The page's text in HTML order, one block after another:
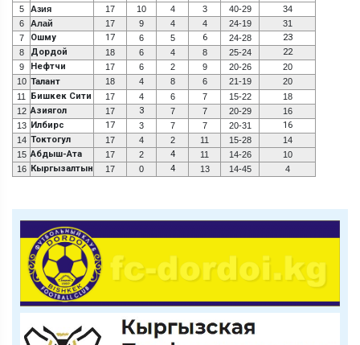
5 Азия 17 10 4 3 40-29
34
6
Алай 17 9 4 4 24-19
31
7
Ошму 17 6 5 6 24-28 23
8 Дордой 18 6 4 8 25-24 22
9 Нефтчи 17 6 2 9 20-26
20
10 Талант 18 4 8 6 21-19
20
11
Бишкек Сити 17 4 6 7 15-22
18
12 Азиягол 17 3 7 7 20-29
16
13 Илбирс 17 3 7 7 20-31 16
14 Токтогул 17 4 2 11 15-28
14
15 Абдыш-Ата 17 2 4 11 14-26
10
16 Кыргызалтын 17 0 4 13 14-45 4